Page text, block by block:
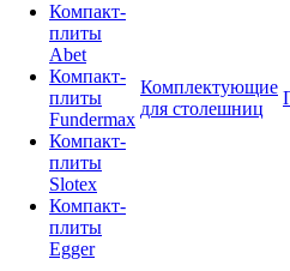
Компакт-
плиты
Abet
Компакт-
плиты
Fundermax
Компакт-
плиты
Slotex
Компакт-
плиты
Egger
Комплектующие
для столешниц